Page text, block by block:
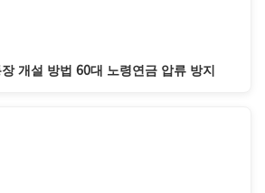
개설 방법 60대 노령연금 압류 방지